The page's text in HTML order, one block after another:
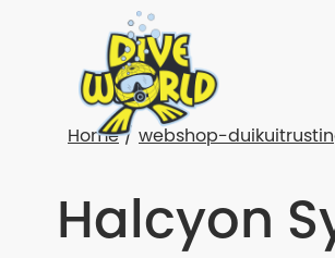
Home webshop-
Halcyon